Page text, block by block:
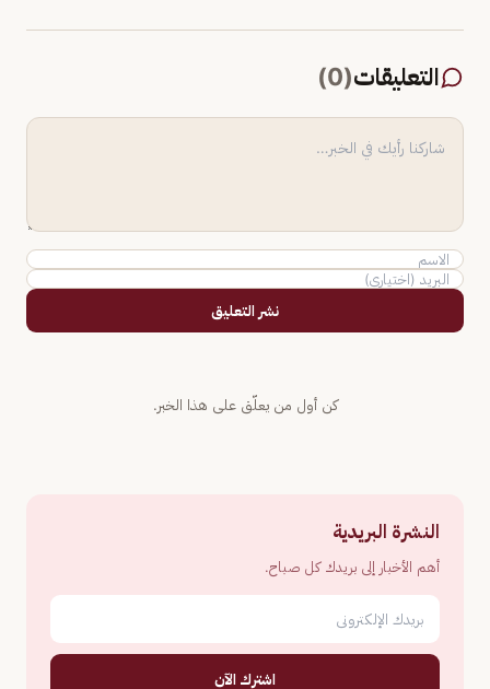
التعليقات(
0
)
نشر التعليق
كن أول من يعلّق على هذا الخبر.
النشرة البريدية
أهم الأخبار إلى بريدك كل صباح.
اشترك الآن